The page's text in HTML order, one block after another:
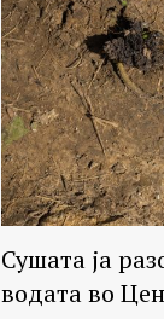
Сушата ја
водата во